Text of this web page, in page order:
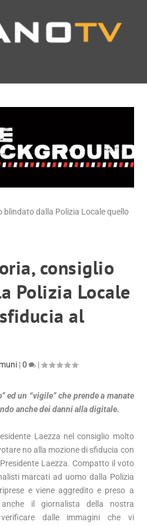
consiglio
Polizia Locale
al
|0 |
ed un “vigile” che prende a manate
anche dei danni alla digitale.
Laezza nel consiglio molto
no alla mozione di sfiducia con
Laezza. Compatto il voto
marcati ad uomo dalla Polizia
e viene aggredito e preso a
il giornalista della nostra
dalle immagini che vi